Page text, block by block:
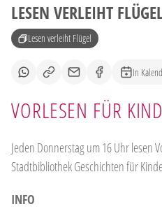
LESEN VERLEIHT FLÜGEL
Lesen verleiht Flügel
In
VORLESEN FÜR
Jeden Donnerstag um 16 Uhr lesen
Stadtbibliothek Geschichten für
INFO